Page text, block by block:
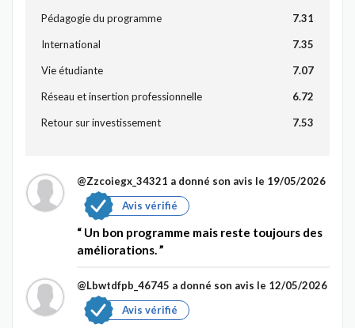
Pédagogie du programme 7.31
International 7.35
Vie étudiante 7.07
Réseau et insertion professionnelle 6.72
Retour sur investissement 7.53
@Zzcoiegx_34321 a donné son avis le 19/05/2026
Avis vérifié
Un bon programme mais reste toujours des
améliorations.
@Lbwtdfpb_46745 a donné son avis le 12/05/2026
Avis vérifié